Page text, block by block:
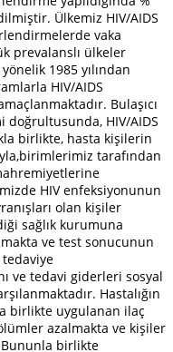
Ülkemiz HIV/AIDS
vaka
prevalanslı ülkeler
1985 yılından
HIV/AIDS
Bulaşıcı
doğrultusunda, HIV/AIDS
birlikte, hasta kişilerin
tarafından
HIV enfeksiyonunun
olan kişiler
sağlık kurumuna
ve test sonucunun
ve tedavi giderleri sosyal
Hastalığın
birlikte uygulanan ilaç
azalmakta ve kişiler
Bununla birlikte